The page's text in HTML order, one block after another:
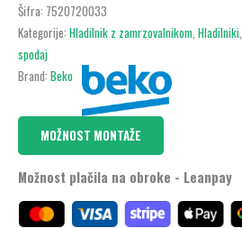
Šifra: 7520720033
Kategorije: Hladilnik z zamrzovalnikom, Hladilniki,
spodaj
Brand: Beko
MOŽNOST MONTAŽE
Možnost plačila na obroke - Leanpay